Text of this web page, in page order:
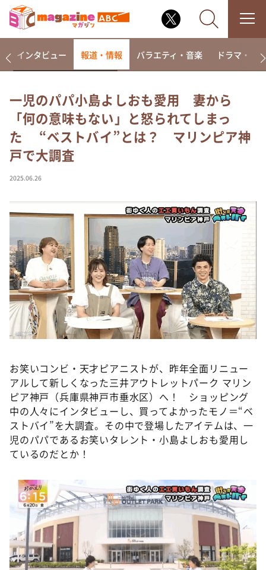
なるみ・岡村の過ぎるTV
相席食堂
これ余談なんですけど・・・
～人生密着トークバラエティ！～ やすとものいたっ
て真剣です
探偵！ナイトスクープ
news おかえり
河合＆A.B.C-Z塚田×福井アナ「なんでやねん！？」
（news おかえり）
DAIGOも台所 ～きょうの献立 何にする？～
本日はダイアンなり！シーズン２
朝だ！生です旅サラダ
教えて！ニュースライブ 正義のミカタ
新婚さんいらっしゃい！
ポツンと一軒家
ザキ山小屋本館
ぺこぱのまるスポ
アナ回覧板
インタビュー 報道・情報 バラエティ・音楽 ドラマ・映画
一児のパパ小島よしおも愛用 妻から
「何の意味もない」と怒られてしまっ
た “ベストバイ”とは？ マリンピア神
戸で大調査
2025.06.26
お笑いコンビ・天才ピアニストが、昨年全面リニュー
アルして新しくなった三井アウトレットパーク マリン
ピア神戸（兵庫県神戸市垂水区）へ！ ショッピング
中の人々にインタビューし、買ってよかったモノ＝“ベ
ストバイ”を大調査。その中で登場したアイテムは、一
児のパパであるお笑いタレント・小島よしおも愛用し
ているのだとか！